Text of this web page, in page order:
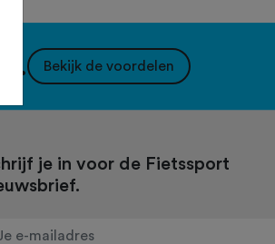
Bekijk de voordelen
je in voor de Fietssport